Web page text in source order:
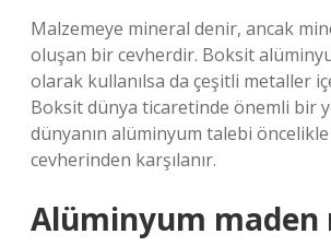
Malzemeye mineral denir, ancak
oluşan bir cevherdir. Boksit
olarak kullanılsa da çeşitli metaller
Boksit dünya ticaretinde önemli bir
dünyanın alüminyum talebi
cevherinden karşılanır.
Alüminyum maden